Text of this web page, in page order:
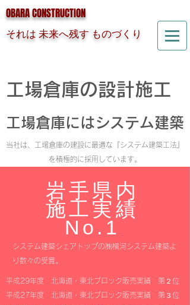
OBARA CONSTRUCTION
それは 未来へ残す ものづくり
工場倉庫の設計施工
工場倉庫にはシステム建築
当社は、工場倉庫の建設に最適な『システム建築工法』
を積極的に採用しています。
岩手県内
施工実績
​No.1
システム建築シェアトップの㈱横河システム建築よ
り数々の受賞。
平成29年度 北海道・東北ブロック販売実績 第２位
平成27年度 北海道・東北ブロック販売実績 第３位